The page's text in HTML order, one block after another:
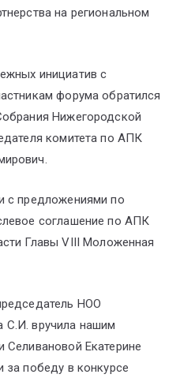
на региональном
инициатив с
форума обратился
Нижегородской
комитета по АПК
с предложениями по
соглашение по АПК
Главы VIII Моложенная
НОО
вручила нашим
Екатерине
победу в конкурсе